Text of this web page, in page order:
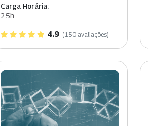
Carga Horária:
25h
4.9 (150 avaliações)